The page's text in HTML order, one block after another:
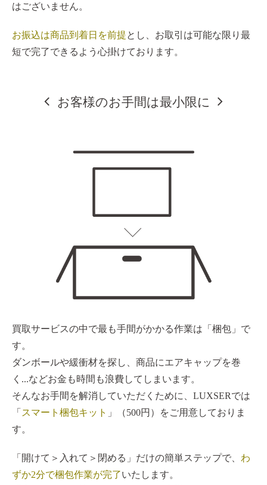
はございません。
お振込は商品到着日を前提とし、お取引は可能な限り最
短で完了できるよう心掛けております。
お客様のお手間は最小限に
買取サービスの中で最も手間がかかる作業は「梱包」で
す。
ダンボールや緩衝材を探し、商品にエアキャップを巻
く...などお金も時間も浪費してしまいます。
そんなお手間を解消していただくために、LUXSERでは
「 スマート梱包キット 」（500円）をご用意しておりま
す。
「開けて＞入れて＞閉める」だけの簡単ステップで、 わ
ずか2分で梱包作業が完了いたします。